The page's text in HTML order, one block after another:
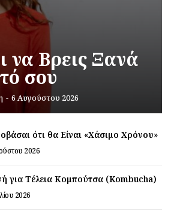
τώρα!
να Βρεις Ξανά
σου
- 6 Αυγούστου 2026
ότι θα Είναι «Χάσιμο Χρόνου»
2026
για Τέλεια Κομπούτσα (Kombucha)
2026